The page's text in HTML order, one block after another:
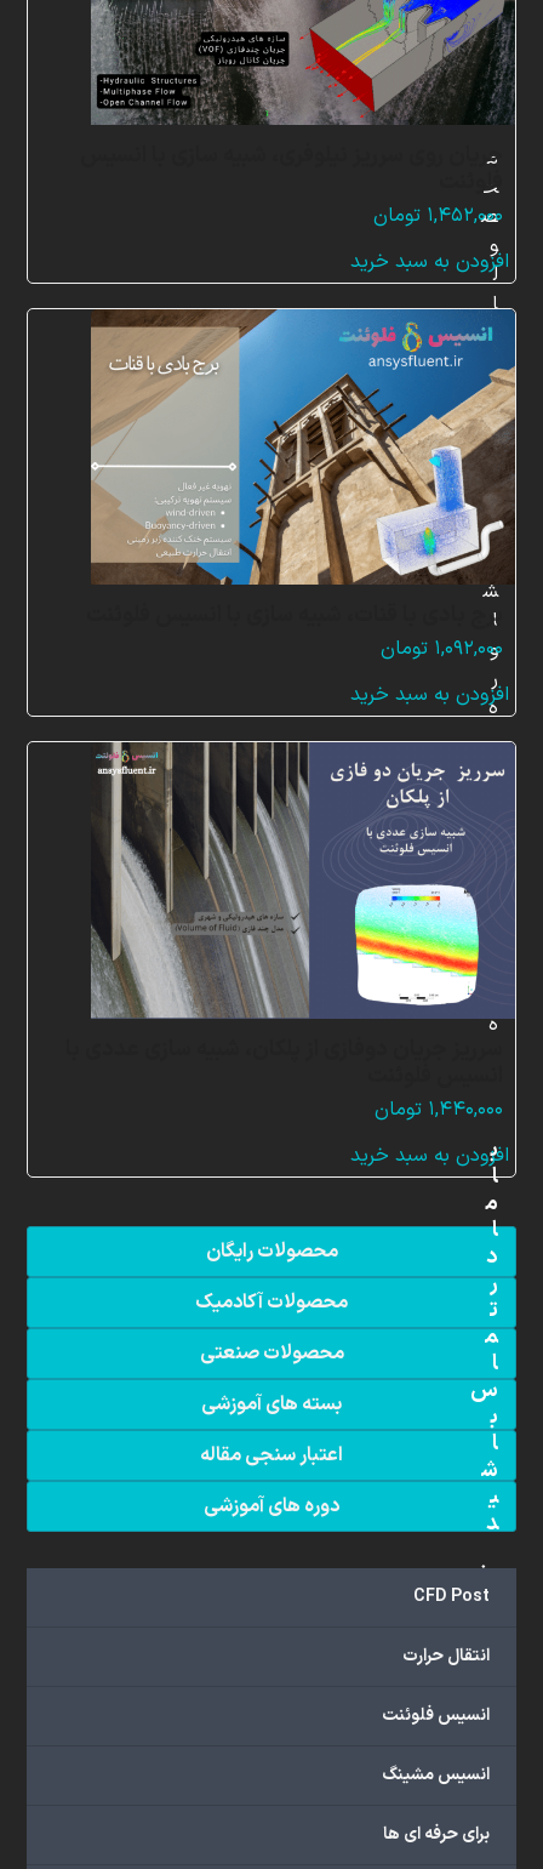
جریان روی سرریز نیلوفری، شبیه سازی با انسیس
فلوئنت
۱,۴۵۲,۰۰۰ تومان
افزودن به سبد خرید
برج بادی با قنات، شبیه سازی با انسیس فلوئنت
۱,۰۹۲,۰۰۰ تومان
افزودن به سبد خرید
۱,۴۴۰,۰۰۰ تومان
افزودن به سبد خرید
محصولات رایگان
محصولات آکادمیک
محصولات صنعتی
بسته های آموزشی
اعتبار سنجی مقاله
دوره های آموزشی
CFD Post
انتقال حرارت
انسیس فلوئنت
انسیس مشینگ
برای حرفه ای ها
س
ر
ی
ع
م
ح
ص
و
ل
ا
ت
آ
م
و
ز
ش
ی
م
ش
ا
و
ر
ه
س
ه
ب
ا
م
ا
د
ر
ت
م
ا
س
ب
ا
ش
ی
د
دفتر
تهران:
بخش
09126238673
info@ansysfluent.ir